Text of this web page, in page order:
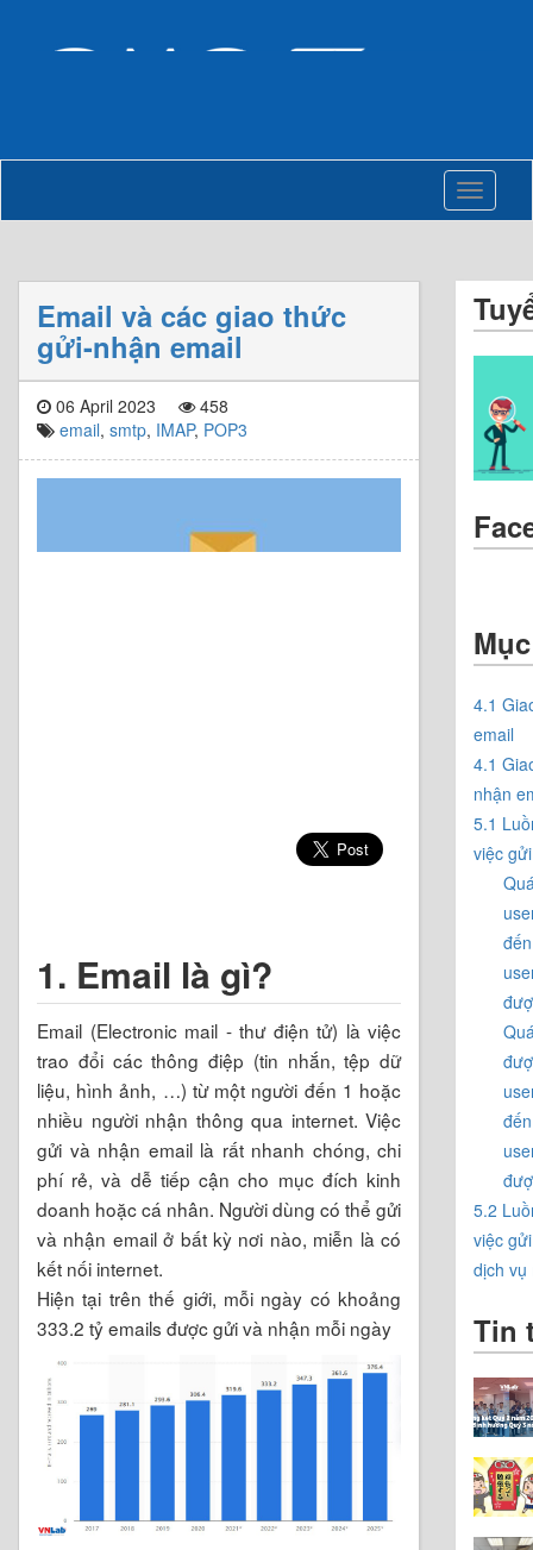
Toggle
Email và các giao thức
gửi-nhận email
06 April 2023
458
email, smtp, IMAP, POP3
1. Email là gì?
Email (Electronic mail - thư điện tử) là việc
trao đổi các thông điệp (tin nhắn, tệp dữ
liệu, hình ảnh, …) từ một người đến 1 hoặc
nhiều người nhận thông qua internet. Việc
gửi và nhận email là rất nhanh chóng, chi
phí rẻ, và dễ tiếp cận cho mục đích kinh
doanh hoặc cá nhân. Người dùng có thể gửi
và nhận email ở bất kỳ nơi nào, miễn là có
kết nối internet.
Hiện tại trên thế giới, mỗi ngày có khoảng
333.2 tỷ emails được gửi và nhận mỗi ngày
4.1
email
4.1
nhận
5.1
việc
đến
5.2
việc
dịch vụ
Tin